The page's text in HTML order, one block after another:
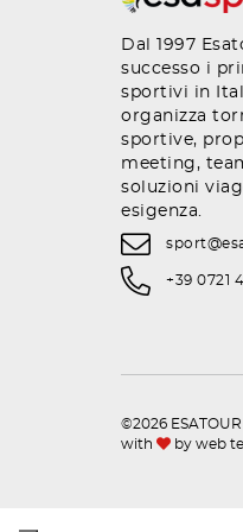
Dal 1997
successo i
sportivi in
organizza
sportive,
meeting,
soluzioni
esigenza.
+39 0721
©2026
with
by web